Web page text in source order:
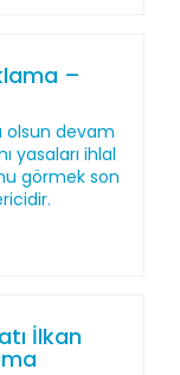
–
olsun devam
yasaları ihlal
görmek son
İlkan